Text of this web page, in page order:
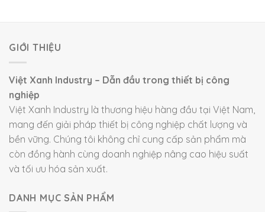
GIỚI THIỆU
Việt Xanh Industry – Dẫn đầu trong thiết bị công
nghiệp
Việt Xanh Industry là thương hiệu hàng đầu tại Việt Nam,
mang đến giải pháp thiết bị công nghiệp chất lượng và
bền vững. Chúng tôi không chỉ cung cấp sản phẩm mà
còn đồng hành cùng doanh nghiệp nâng cao hiệu suất
và tối ưu hóa sản xuất.
DANH MỤC SẢN PHẨM